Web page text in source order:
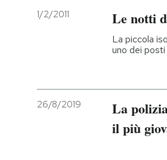
1/2/2011 Le notti
La piccola
uno dei
26/8/2019
La
il più